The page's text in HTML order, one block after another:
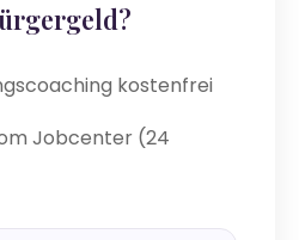
kostenfrei
Jobcenter (24